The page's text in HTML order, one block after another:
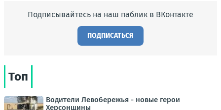
Подписывайтесь на наш паблик в ВКонтакте
ПОДПИСАТЬСЯ
Топ
Водители Левобережья - новые герои
Херсонщины